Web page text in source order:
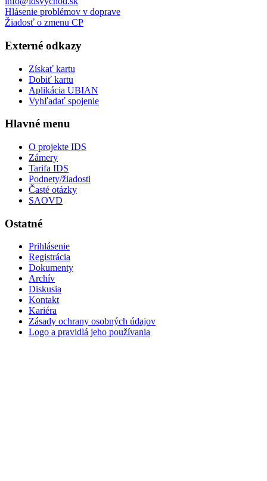
Hlásenie problémov v doprave
Žiadosť o zmenu CP
Externé odkazy
Získať kartu
Dobiť kartu
Aplikácia UBIAN
Vyhľadať spojenie
Hlavné menu
O projekte IDS
Zámery
Tarifa IDS
Podnety/žiadosti
Časté otázky
SAOVD
Ostatné
Prihlásenie
Registrácia
Dokumenty
Archív
Diskusia
Kontakt
Kariéra
Zásady ochrany osobných údajov
Logo a pravidlá jeho používania